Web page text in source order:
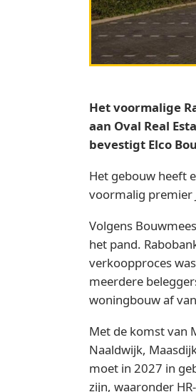
Het voormalige
aan Oval Real
bevestigt Elco
Het gebouw heeft
voormalig premier
Volgens
het pand.
verkoopproces
meerdere
woningbouw af
Met de komst van
Naaldwijk,
moet in 2027 in
zijn, waaronder